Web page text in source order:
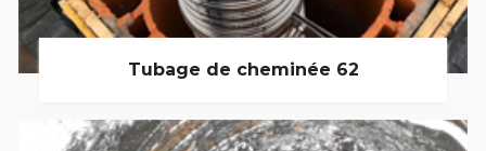
Tubage de cheminée 62